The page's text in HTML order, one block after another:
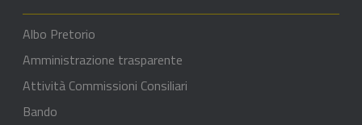
Albo Pretorio
Amministrazione trasparente
Attività Commissioni Consiliari
Bando